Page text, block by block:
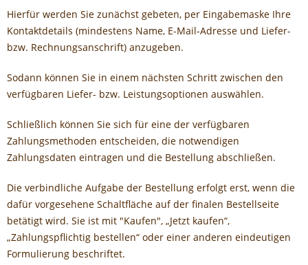
Hierfür werden Sie zunächst gebeten, per Eingabemaske Ihre
Kontaktdetails (mindestens Name, E-Mail-Adresse und Liefer-
bzw. Rechnungsanschrift) anzugeben.
Sodann können Sie in einem nächsten Schritt zwischen den
verfügbaren Liefer- bzw. Leistungsoptionen auswählen.
Schließlich können Sie sich für eine der verfügbaren
Zahlungsmethoden entscheiden, die notwendigen
Zahlungsdaten eintragen und die Bestellung abschließen.
Die verbindliche Aufgabe der Bestellung erfolgt erst, wenn die
dafür vorgesehene Schaltfläche auf der finalen Bestellseite
betätigt wird. Sie ist mit "Kaufen", „Jetzt kaufen“,
„Zahlungspflichtig bestellen“ oder einer anderen eindeutigen
Formulierung beschriftet.